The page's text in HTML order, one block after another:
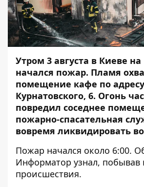
Утром 3 августа в Киеве на
начался пожар. Пламя
помещение кафе по
Курнатовского, 6. Огонь
повредил соседнее
пожарно-спасательная
вовремя ликвидировать
Пожар начался около 6:00.
Информатор узнал, побывав
происшествия.